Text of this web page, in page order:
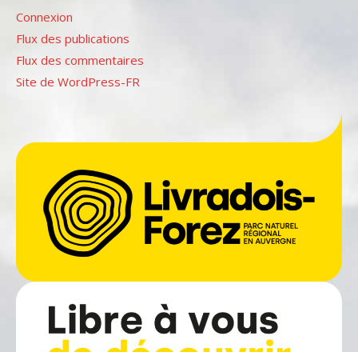
Connexion
Flux des publications
Flux des commentaires
Site de WordPress-FR